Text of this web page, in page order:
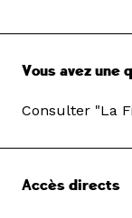
Vous avez une
Consulter "La
Accès directs